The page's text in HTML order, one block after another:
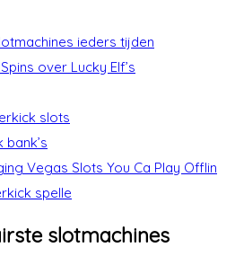
ieders tijden
over Lucky Elf’s
slots
Vegas Slots You Ca Play Offlin
spelle
slotmachines